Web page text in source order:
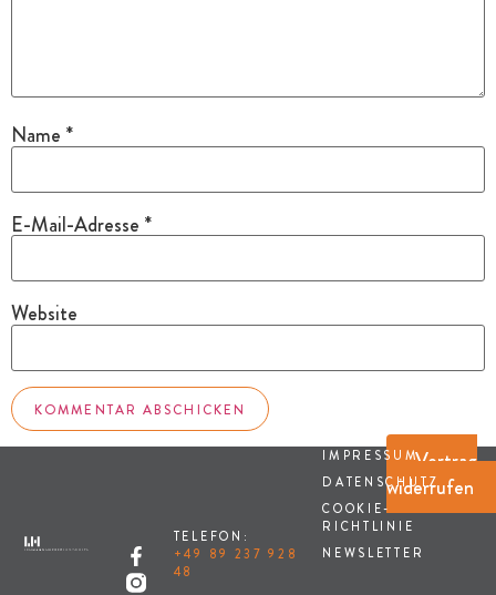
Name *
E-Mail-Adresse *
Website
TELEFON:
+49 89 237 928
48
IMPRESSUM
DATENSCHUTZ
COOKIE-
RICHTLINIE
NEWSLETTER
Vertrag
widerrufen